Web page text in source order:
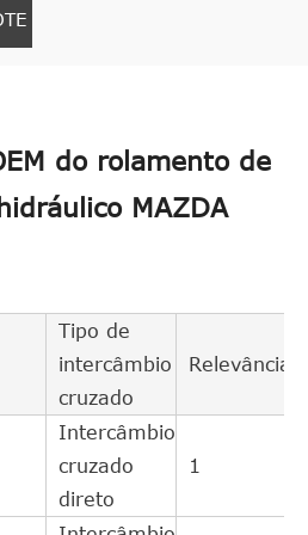
do rolamento de
MAZDA
Tipo de
intercâmbio
cruzado
Relevância
Intercâmbio
cruzado
direto
1